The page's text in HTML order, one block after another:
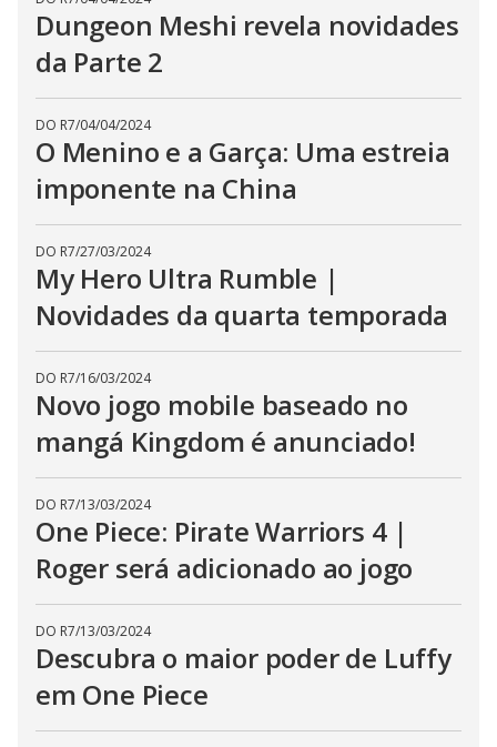
Dungeon Meshi revela novidades
da Parte 2
DO R7/04/04/2024
O Menino e a Garça: Uma estreia
imponente na China
DO R7/27/03/2024
My Hero Ultra Rumble |
Novidades da quarta temporada
DO R7/16/03/2024
Novo jogo mobile baseado no
mangá Kingdom é anunciado!
DO R7/13/03/2024
One Piece: Pirate Warriors 4 |
Roger será adicionado ao jogo
DO R7/13/03/2024
Descubra o maior poder de Luffy
em One Piece